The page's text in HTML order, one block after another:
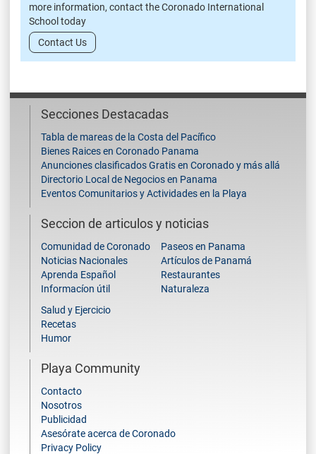
more information, contact the Coronado International
School today
Contact Us
Secciones Destacadas
Tabla de mareas de la Costa del Pacífico
Bienes Raices en Coronado Panama
Anunciones clasificados Gratis en Coronado y más allá
Directorio Local de Negocios en Panama
Eventos Comunitarios y Actividades en la Playa
Seccion de articulos y noticias
Comunidad de Coronado
Noticias Nacionales
Aprenda Español
Informacíon útil
Paseos en Panama
Artículos de Panamá
Restaurantes
Naturaleza
Salud y Ejercicio
Recetas
Humor
Playa Community
Contacto
Nosotros
Publicidad
Asesórate acerca de Coronado
Privacy Policy